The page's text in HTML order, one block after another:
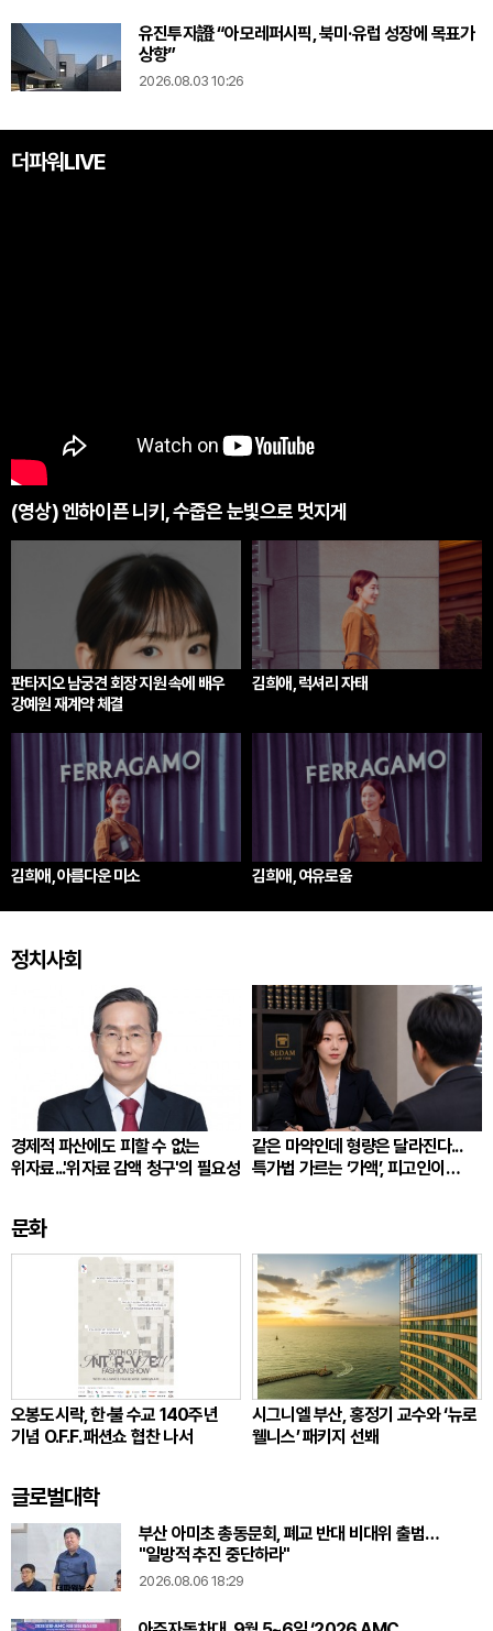
유진투자證 “아모레퍼시픽, 북미·유럽 성장에 목표가
상향”
2026.08.03 10:26
더파워LIVE
(영상) 엔하이픈 니키, 수줍은 눈빛으로 멋지게
판타지오 남궁견 회장 지원 속에 배우
강예원 재계약 체결
김희애, 럭셔리 자태
김희애, 아름다운 미소 김희애, 여유로움
정치사회
경제적 파산에도 피할 수 없는
위자료...'위자료 감액 청구'의 필요성
같은 마약인데 형량은 달라진다...
특가법 가르는 ‘가액’, 피고인이
문화
오봉도시락, 한·불 수교 140주년
기념 O.F.F. 패션쇼 협찬 나서
시그니엘 부산, 홍정기 교수와 ‘뉴로
웰니스’ 패키지 선봬
글로벌대학
부산 아미초 총동문회, 폐교 반대 비대위 출범…
"일방적 추진 중단하라"
2026.08.06 18:29